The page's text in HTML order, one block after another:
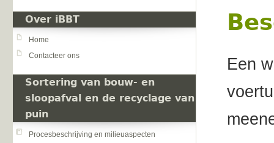
Over iBBT
Home
Contacteer ons
Sortering van bouw- en
sloopafval en de recyclage van
puin
Procesbeschrijving en milieuaspecten
Een